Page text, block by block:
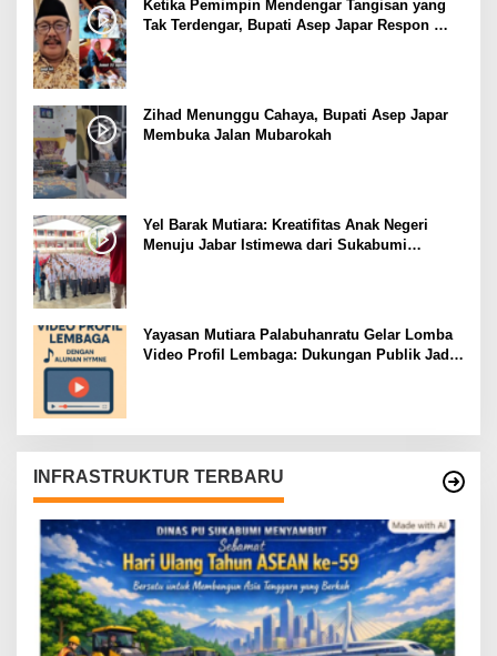
Ketika Pemimpin Mendengar Tangisan yang
Tak Terdengar, Bupati Asep Japar Respon
Zihad Menunggu Cahaya, Bupati Asep Japar
Membuka Jalan Mubarokah
Yel Barak Mutiara: Kreatifitas Anak Negeri
Menuju Jabar Istimewa dari Sukabumi
Yayasan Mutiara Palabuhanratu Gelar Lomba
Video Profil Lembaga: Dukungan Publik Jadi
INFRASTRUKTUR TERBARU